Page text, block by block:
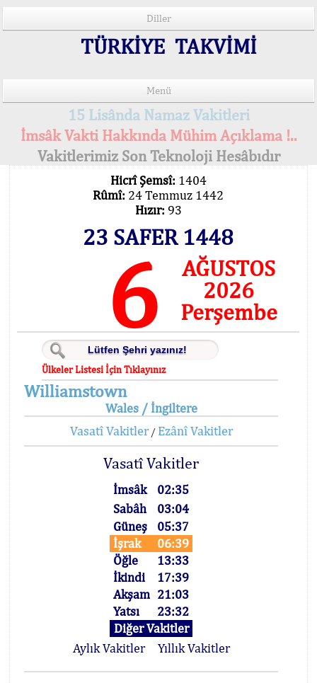
Diller
TÜRKİYE TAKVİMİ
Menü
15 Lisânda Namaz Vakitleri
İmsâk Vakti Hakkında Mühim Açıklama !..
Vakitlerimiz Son Teknoloji Hesâbıdır
Hicrî Şemsî: 1404
Rûmî: 24 Temmuz 1442
Hızır: 93
23 SAFER 1448
6
AĞUSTOS
2026
Perşembe
Ülkeler Listesi İçin Tıklayınız
Williamstown
Wales / İngiltere
Vasatî Vakitler/ Ezânî Vakitler
Vasatî Vakitler
İmsâk
02:35
Sabâh
03:04
Güneş
05:37
İşrak
06:39
Öğle
13:33
İkindi
17:39
Akşam 21:03
Yatsı
23:32
Diğer Vakitler
Aylık Vakitler
Yıllık Vakitler